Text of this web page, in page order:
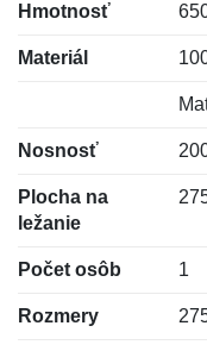
Hmotnosť
Materiál
Nosnosť
Plocha na
ležanie
Počet osôb 1
Rozmery